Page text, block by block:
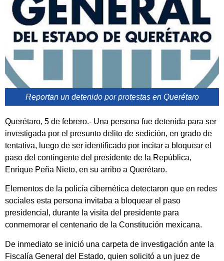
Reportan un detenido por protestas en Querétaro
Querétaro, 5 de febrero.- Una persona fue detenida para ser
investigada por el presunto delito de sedición, en grado de
tentativa, luego de ser identificado por incitar a bloquear el
paso del contingente del presidente de la República,
Enrique Peña Nieto, en su arribo a Querétaro.
Elementos de la policía cibernética detectaron que en redes
sociales esta persona invitaba a bloquear el paso
presidencial, durante la visita del presidente para
conmemorar el centenario de la Constitución mexicana.
De inmediato se inició una carpeta de investigación ante la
Fiscalía General del Estado, quien solicitó a un juez de